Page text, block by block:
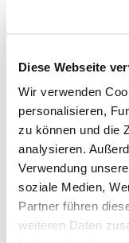
Diese Webseite
Wir verwenden
personalisieren,
zu können und die
analysieren.
Verwendung
soziale Medien,
Partner führen
weiteren Daten
Etwas anders
Pflanzen,
das gesamte
bekannter
wintergrüne
ganzjährig
allerdings in
hat zum Vorteil,
komplett
Hagelschaden
wie dies bei